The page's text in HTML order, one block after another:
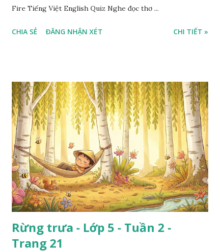
Fire Tiếng Việt English Quiz Nghe đọc thơ ...
CHIA SẺ ĐĂNG NHẬN XÉT CHI TIẾT »
Rừng trưa - Lớp 5 - Tuần 2 -
Trang 21